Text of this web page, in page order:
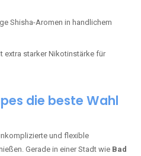
Shisha-Aromen in handlichem
extra starker Nikotinstärke für
die beste Wahl
und flexible
Gerade in einer Stadt wie Bad